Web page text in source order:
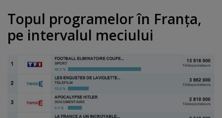
Topul programelor în Franţa,
pe intervalul meciului